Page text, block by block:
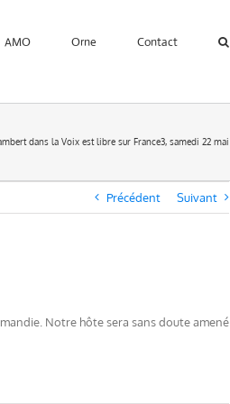
AMO Orne Contact
dans la Voix est libre sur France3, samedi 22 mai
Précédent Suivant
Notre hôte sera sans doute amené